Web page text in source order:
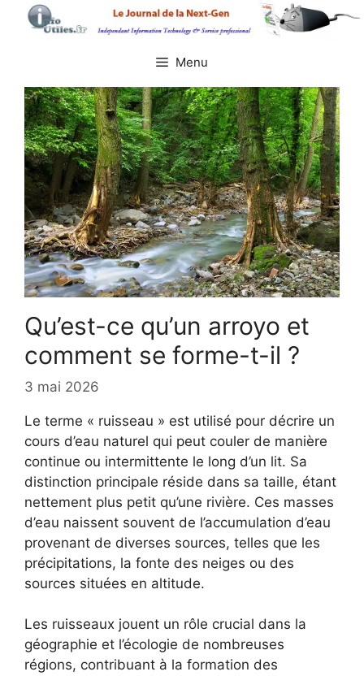
Aller
Menu
Qu’est-ce qu’un arroyo et
comment se forme-t-il ?
3 mai 2026
Le terme « ruisseau » est utilisé pour décrire un
cours d’eau naturel qui peut couler de manière
continue ou intermittente le long d’un lit. Sa
distinction principale réside dans sa taille, étant
nettement plus petit qu’une rivière. Ces masses
d’eau naissent souvent de l’accumulation d’eau
provenant de diverses sources, telles que les
précipitations, la fonte des neiges ou des
sources situées en altitude.
Les ruisseaux jouent un rôle crucial dans la
géographie et l’écologie de nombreuses
régions, contribuant à la formation des